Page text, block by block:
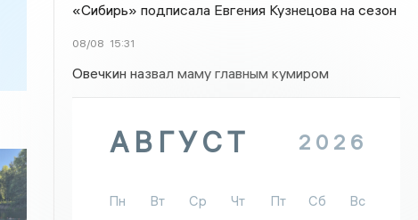
«Сибирь» подписала Евгения Кузнецова на сезон
08/08 15:31
Овечкин назвал маму главным кумиром
АВГУСТ 2026
Пн Вт Ср Чт Пт Сб
Вс